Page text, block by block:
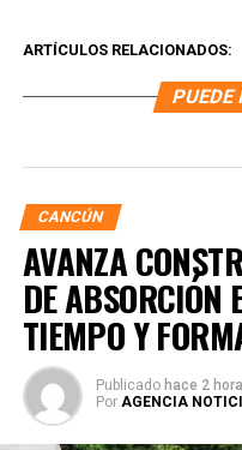
ARTÍCULOS RELACIONADOS:
PUEDE
CANCÚN
AVANZA
DE ABSORCIÓN
TIEMPO Y
Publicado hace 2
Por AGENCIA